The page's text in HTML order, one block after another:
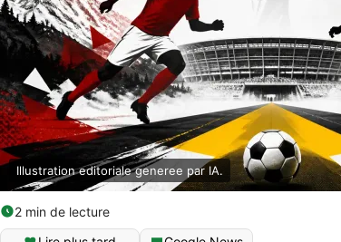
Illustration editoriale generee par IA.
2 min de lecture